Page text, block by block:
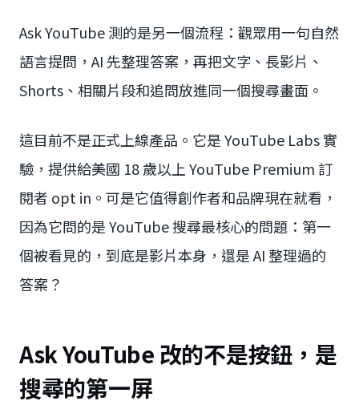
Ask YouTube 測的是另一個流程：觀眾用一句自然
語言提問，AI 先整理答案，再把文字、長影片、
Shorts、相關片段和追問放進同一個搜尋畫面。
這目前不是正式上線產品。它是 YouTube Labs 實
驗，提供給美國 18 歲以上 YouTube Premium 訂
閱者 opt in。可是它值得創作者和品牌現在就看，
因為它問的是 YouTube 搜尋最核心的問題：第一
個被看見的，到底是影片本身，還是 AI 整理過的
答案？
Ask YouTube 改的不是按鈕，是
搜尋的第一屏